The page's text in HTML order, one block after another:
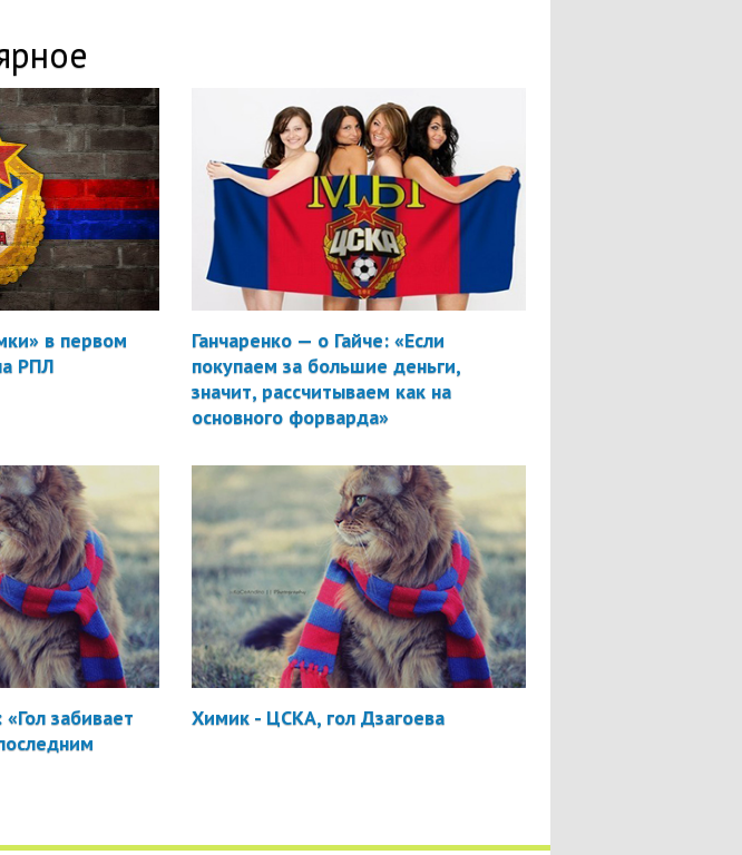
в первом
РПЛ
Ганчаренко — о Гайче: «Если
покупаем за большие деньги,
значит, рассчитываем как на
основного форварда»
забивает
Химик - ЦСКА, гол Дзагоева